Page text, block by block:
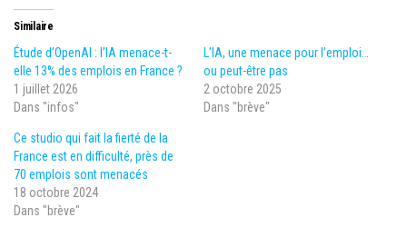
Similaire
Étude d’OpenAI : l’IA menace-t-
elle 13% des emplois en France ?
1 juillet 2026
Dans "infos"
L’IA, une menace pour l’emploi…
ou peut-être pas
2 octobre 2025
Dans "brève"
Ce studio qui fait la fierté de la
France est en difficulté, près de
70 emplois sont menacés
18 octobre 2024
Dans "brève"